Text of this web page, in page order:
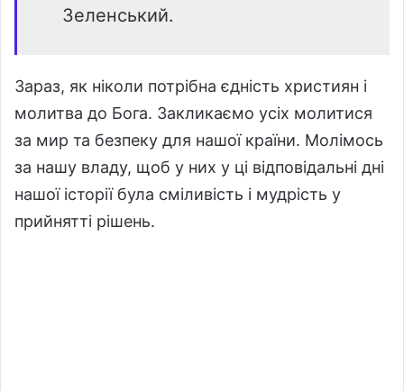
Зеленський.
Зараз, як ніколи потрібна єдність християн і
молитва до Бога. Закликаємо усіх молитися
за мир та безпеку для нашої країни. Молімось
за нашу владу, щоб у них у ці відповідальні дні
нашої історії була сміливість і мудрість у
прийнятті рішень.